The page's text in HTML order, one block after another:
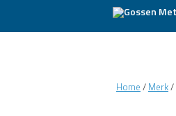
Home / Merk/